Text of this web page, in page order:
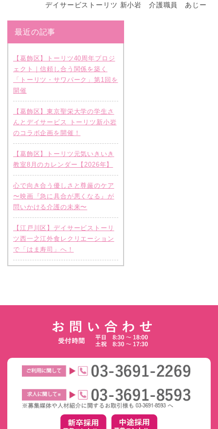
デイサービストーリツ 新小岩 介護職員 あじー
最近の記事
【葛飾区】トーリツ40周年プロジ
ェクト｜信頼し合う関係を築く
「トーリツ・サワパーク」第1回を
開催
【葛飾区】東京聖栄大学の学生さ
んとデイサービス トーリツ新小岩
のコラボ企画を開催！
【葛飾区】トーリツ元気いきいき
教室8月のカレンダー【2026年】
心で向き合う優しさと尊厳のケア
〜映画『急に具合が悪くなる』が
問いかける介護の未来〜
【江戸川区】デイサービストーリ
ツ西一之江外食レクリエーション
で「はま寿司」へ！